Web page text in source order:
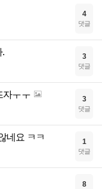
4
댓글
. 3
댓글
자ㅜㅜ 3
댓글
네요 ㅋㅋ 1
댓글
8